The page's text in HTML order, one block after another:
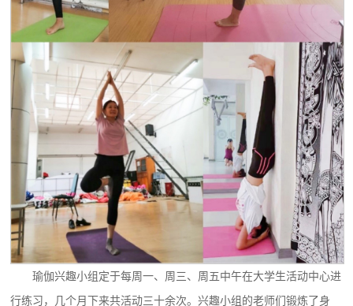
瑜伽兴趣小组定于每周一、周三、周五中午在大学生活动中心进
行练习，几个月下来共活动三十余次。兴趣小组的老师们锻炼了身